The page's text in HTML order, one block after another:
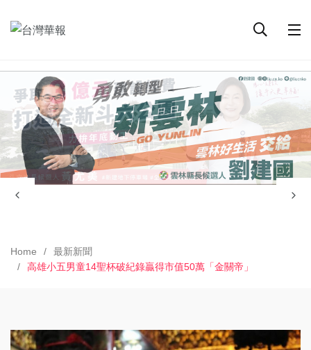
Home
最新新聞
高雄小五男童14聖杯破紀錄贏得市值50萬「金關帝」